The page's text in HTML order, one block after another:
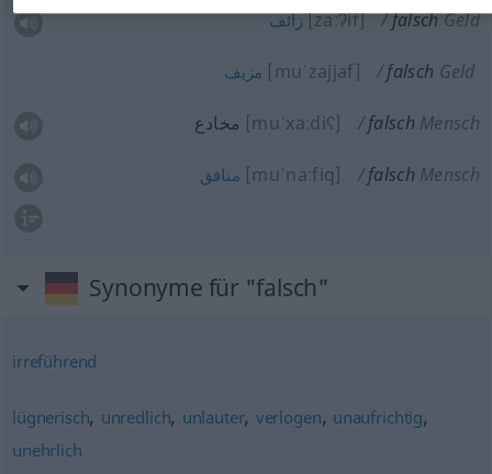
زائف [zaːʔif] falschGeld
مزيف [muˈzajjaf] falsch Geld
مخادع [muˈxaːdiʕ] falsch Mensch
منافق [muˈnaːfiq] falsch Mensch
Synonyme für "falsch"
irreführend
lügnerisch, unredlich, unlauter, verlogen, unaufrichtig,
unehrlich